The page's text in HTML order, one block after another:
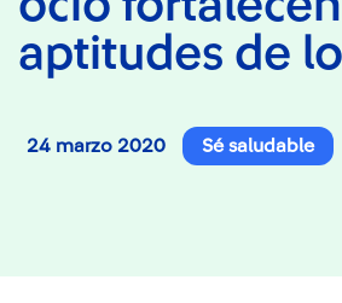
aptitudes de
24 marzo 2020 Sé saludable